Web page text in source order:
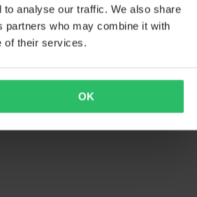
analyse our traffic. We also share
partners who may combine it with
of their services.
OK